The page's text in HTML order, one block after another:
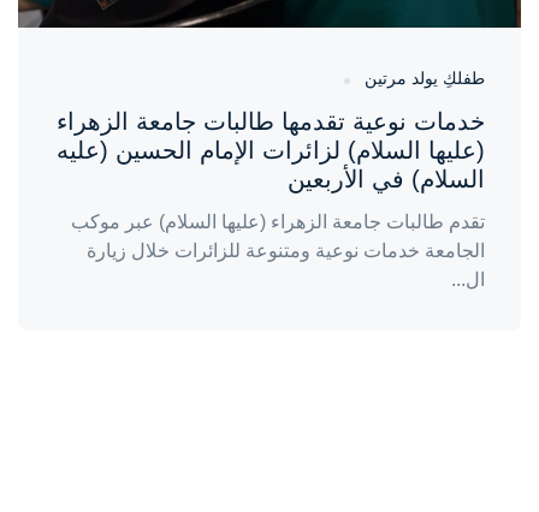
طفلكِ يولد مرتين
خدمات نوعية تقدمها طالبات جامعة الزهراء
(عليها السلام) لزائرات الإمام الحسين (عليه
السلام) في الأربعين
تقدم طالبات جامعة الزهراء (عليها السلام) عبر موكب
الجامعة خدمات نوعية ومتنوعة للزائرات خلال زيارة
ال...